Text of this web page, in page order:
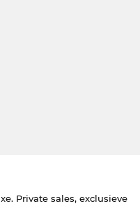
Private sales, exclusieve